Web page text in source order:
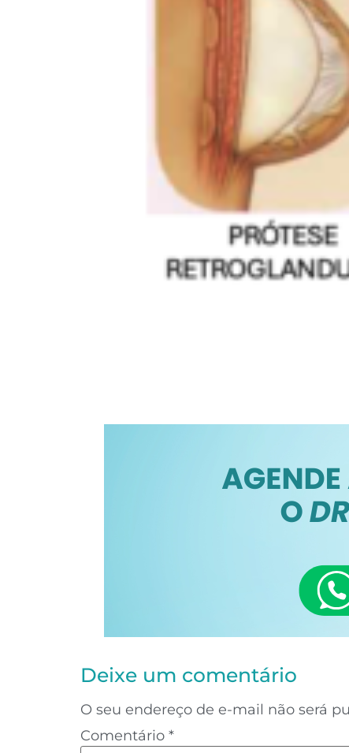
Deixe um comentário
O seu endereço de e-mail não será
Comentário *